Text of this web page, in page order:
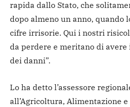
rapida dallo Stato, che
dopo almeno un anno, quando
cifre irrisorie. Qui i nostri
da perdere e meritano di
dei danni”.
Lo ha detto l’assessore
all’Agricoltura, Alimentazione